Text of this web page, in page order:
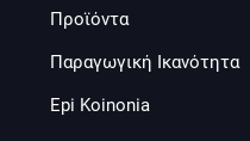
Προϊόντα
Παραγωγική Ικανότητα
Epi Koinonia